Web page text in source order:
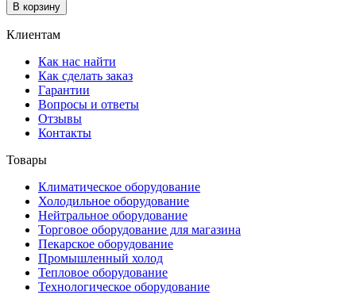
В корзину
Клиентам
Как нас найти
Как сделать заказ
Гарантии
Вопросы и ответы
Отзывы
Контакты
Товары
Климатическое оборудование
Холодильное оборудование
Нейтральное оборудование
Торговое оборудование для магазина
Пекарское оборудование
Промышленный холод
Тепловое оборудование
Технологическое оборудование